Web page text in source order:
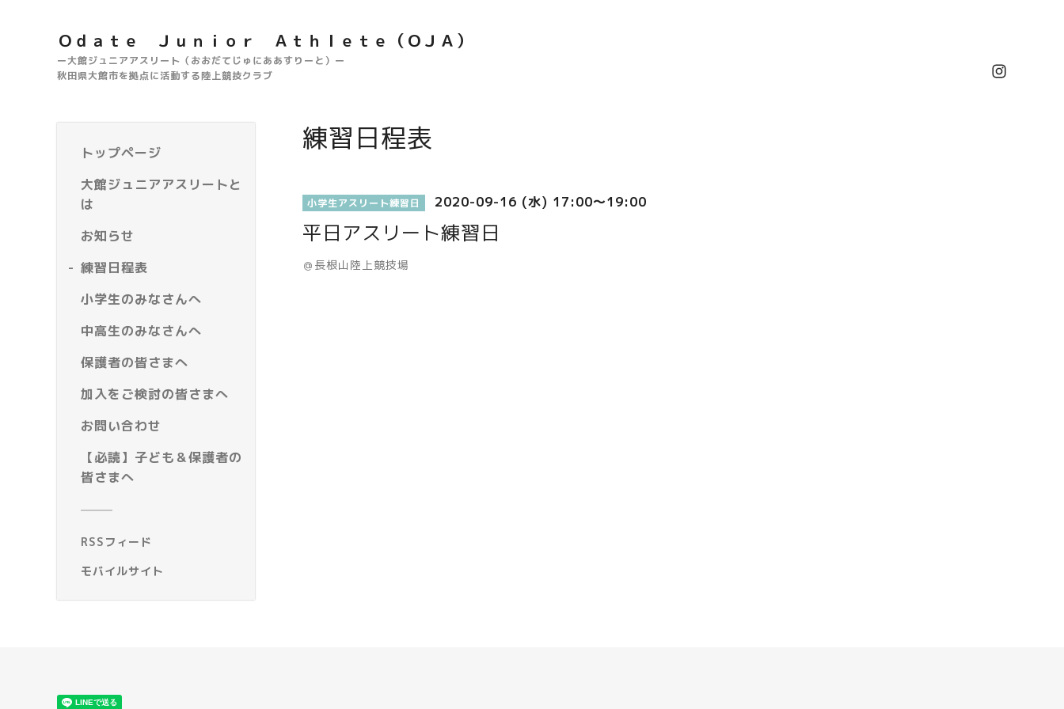
Ｏｄａｔｅ Ｊｕｎｉｏｒ Ａｔｈｌｅｔｅ（ＯＪＡ）
ー大館ジュニアアスリート（おおだてじゅにああすりーと）ー
秋田県大館市を拠点に活動する陸上競技クラブ
トップページ
大館ジュニアアスリートと
は
お知らせ
練習日程表
小学生のみなさんへ
中高生のみなさんへ
保護者の皆さまへ
加入をご検討の皆さまへ
お問い合わせ
【必読】子ども＆保護者の
皆さまへ
RSSフィード
モバイルサイト
練習日程表
小学生アスリート練習日 2020-09-16 (水) 17:00～19:00
平日アスリート練習日
＠長根山陸上競技場